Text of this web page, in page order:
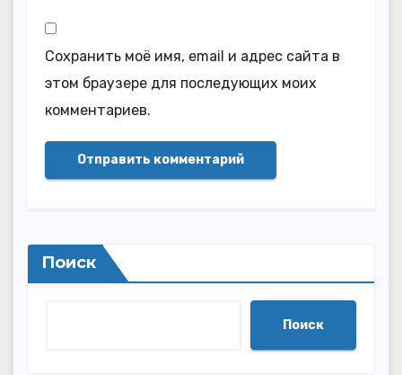
Сохранить моё имя, email и адрес сайта в
этом браузере для последующих моих
комментариев.
Поиск
Поиск